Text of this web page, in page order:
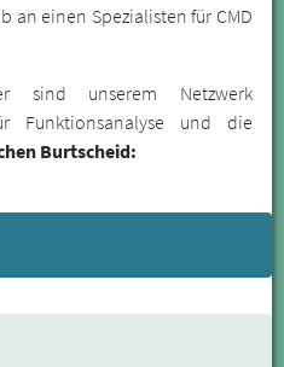
an einen Spezialisten für CMD
sind unserem Netzwerk
Funktionsanalyse und die
Burtscheid: